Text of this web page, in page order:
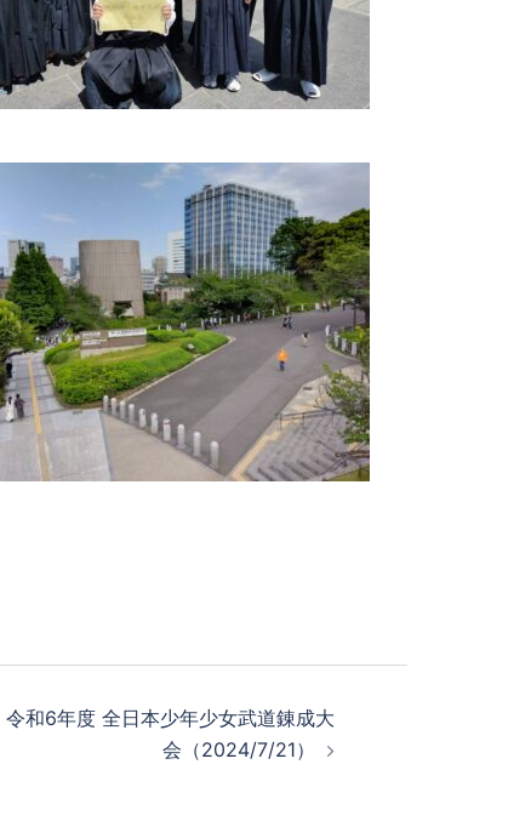
令和6年度 全日本少年少女武道錬成大
会（2024/7/21）